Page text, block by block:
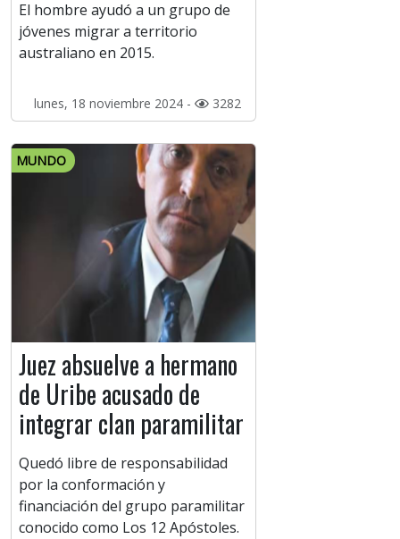
El hombre ayudó a un grupo de
jóvenes migrar a territorio
australiano en 2015.
lunes, 18 noviembre 2024 - 3282
MUNDO
Juez absuelve a hermano
de Uribe acusado de
integrar clan paramilitar
Quedó libre de responsabilidad
por la conformación y
financiación del grupo paramilitar
conocido como Los 12 Apóstoles.